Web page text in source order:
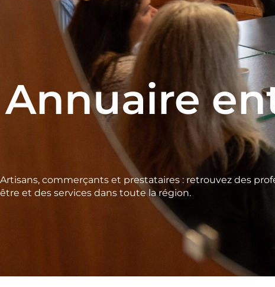
Annuaire
Artisans, commerçants et prestataires : retrouvez des
être et des services dans toute la région.